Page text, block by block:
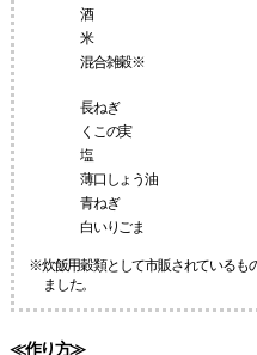
酒
米
混合雑穀※
長ねぎ
くこの実
塩
薄口しょう油
青ねぎ
白いりごま
※炊飯用穀類として市販されているも
ました。
≪作り方≫